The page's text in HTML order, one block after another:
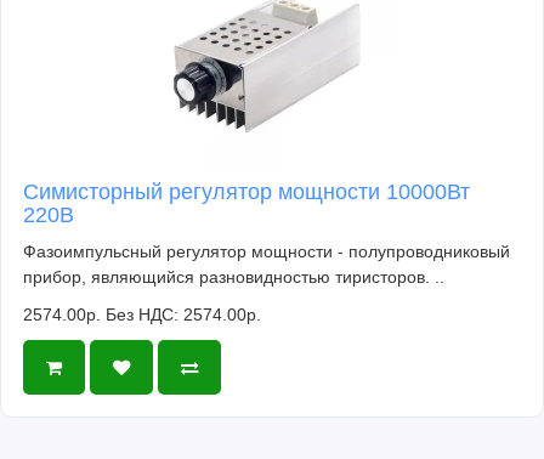
Симисторный регулятор мощности 10000Вт
220В
Фазоимпульсный регулятор мощности - полупроводниковый
прибор, являющийся разновидностью тиристоров. ..
2574.00р. Без НДС: 2574.00р.